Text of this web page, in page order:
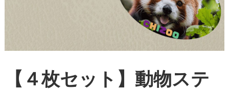
【４枚セット】動物ステ